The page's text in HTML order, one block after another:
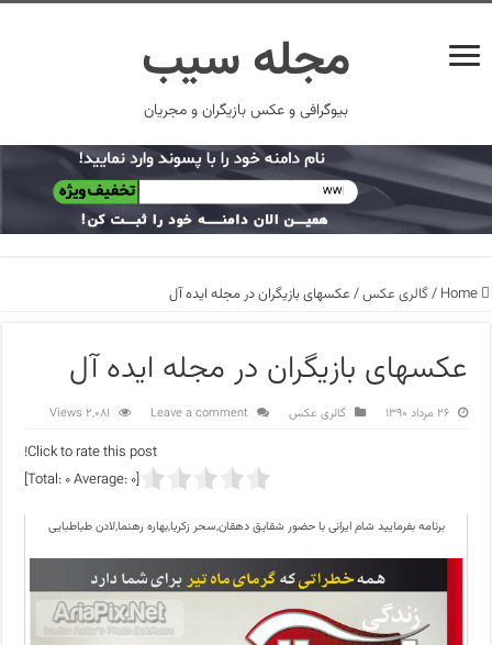
مجله سیب
بیوگرافی و عکس بازیگران و مجریان
Home
/گالری عکس/ عکسهای بازیگران در مجله ایده آل
عکسهای بازیگران در مجله ایده آل
۲۶ مرداد ۱۳۹۰ گالری عکس Leave a comment
2,081 Views
Click to rate this post!
[Total:
0Average: 0
]
برنامه بفرمایید شام ایرانی با حضور شقایق دهقان,سحر زکریا,بهاره رهنما,لادن طباطبایی